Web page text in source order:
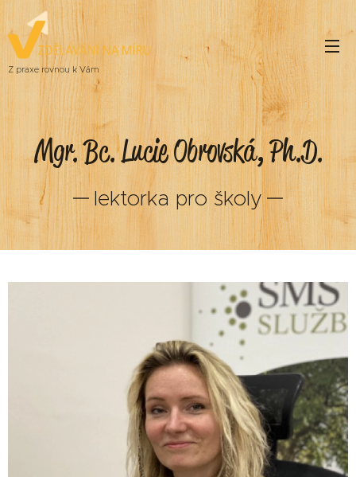
Z praxe rovnou k Vám
Mgr. Bc. Lucie Obrovská, Ph.D.
lektorka pro školy